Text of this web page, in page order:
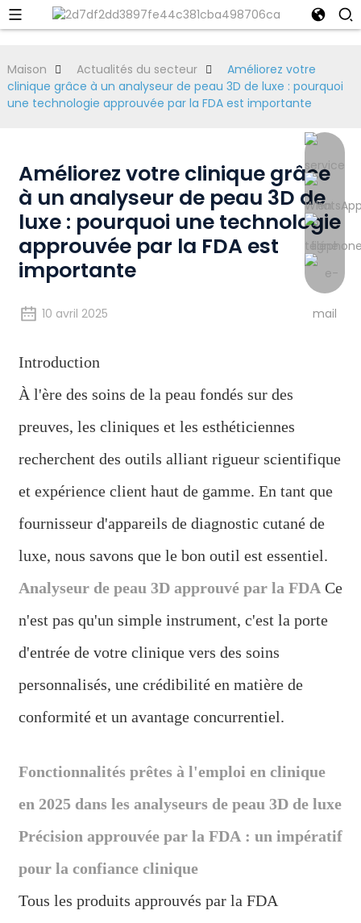
Maison Actualités du secteur
Améliorez votre
clinique grâce à un analyseur de peau 3D de luxe : pourquoi
une technologie approuvée par la FDA est importante
Améliorez votre clinique grâce
à un analyseur de peau 3D de
luxe : pourquoi une technologie
approuvée par la FDA est
importante
10 avril 2025
Introduction
À l'ère des soins de la peau fondés sur des
preuves, les cliniques et les esthéticiennes
recherchent des outils alliant rigueur scientifique
et expérience client haut de gamme. En tant que
fournisseur d'appareils de diagnostic cutané de
luxe, nous savons que le bon outil est essentiel.
Analyseur de peau 3D approuvé par la FDA Ce
n'est pas qu'un simple instrument, c'est la porte
d'entrée de votre clinique vers des soins
personnalisés, une crédibilité en matière de
conformité et un avantage concurrentiel.
Fonctionnalités prêtes à l'emploi en clinique
en 2025 dans les analyseurs de peau 3D de luxe
Précision approuvée par la FDA : un impératif
pour la confiance clinique
Tous les produits approuvés par la FDA